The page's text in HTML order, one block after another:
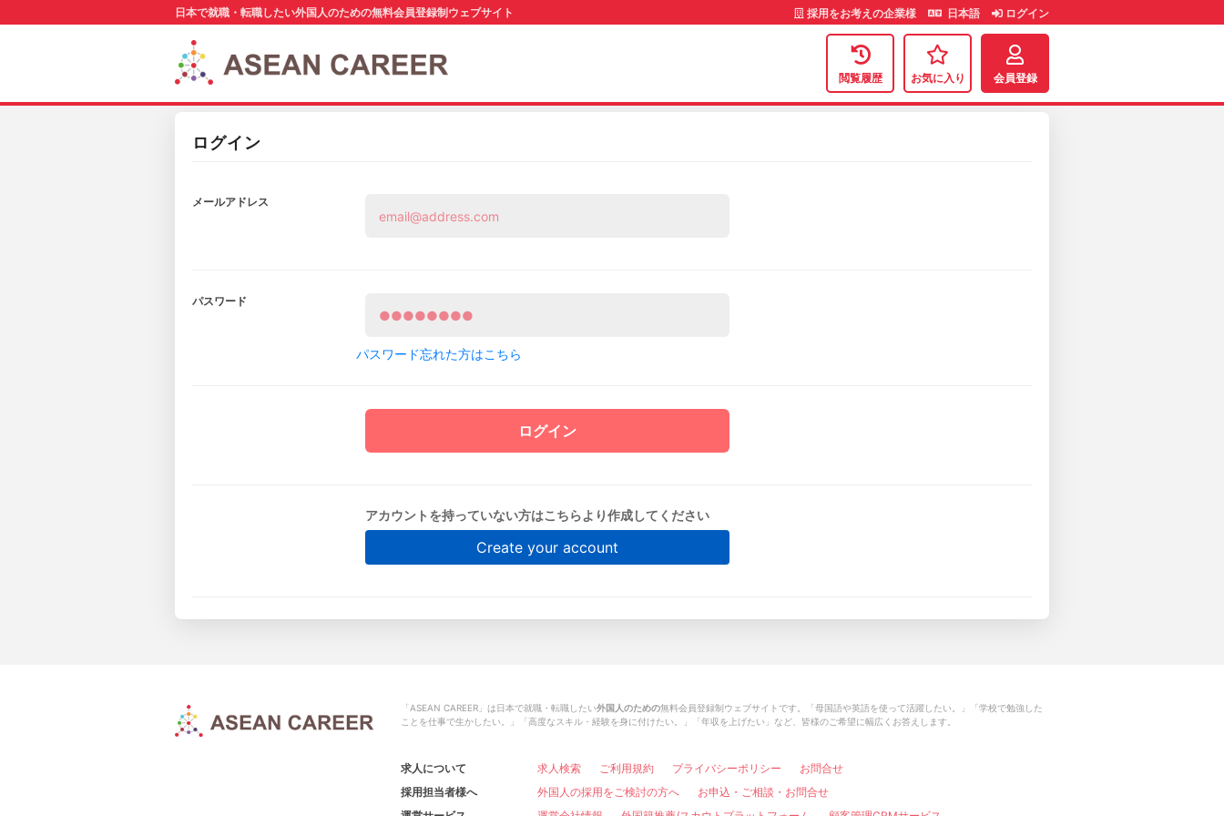
採用をお考えの企業様 日本語 ログイン
日本で就職・転職したい外国人のための無料会員登録制ウェブサイト
閲覧履歴 お気に入り 会員登録
ログイン
メールアドレス
パスワード
パスワード忘れた方はこちら
アカウントを持っていない方はこちらより作成してください
Create your account
「ASEAN CAREER」は日本で就職・転職したい外国人のための無料会員登録制ウェブサイトです。「母国語や英語を使って活躍したい。」「学校で勉強した
ことを仕事で生かしたい。」「高度なスキル・経験を身に付けたい。」「年収を上げたい」など、皆様のご希望に幅広くお答えします。
求人について 求人検索 ご利用規約 プライバシーポリシー
お問合せ
採用担当者様へ
外国人の採用をご検討の方へ
お申込・ご相談・お問合せ